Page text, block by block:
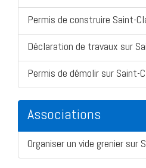
Permis de construire Saint-
Déclaration de travaux sur
Permis de démolir sur Saint-
Associations
Organiser un vide grenier sur